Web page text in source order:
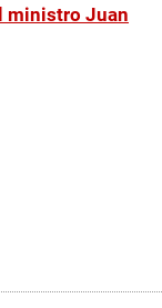
ministro Juan